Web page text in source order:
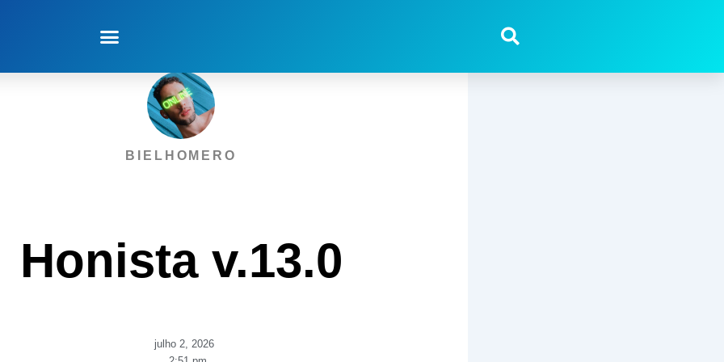
Menu Pesquisar
BIELHOMERO
Honista v.13.0
julho 2, 2026